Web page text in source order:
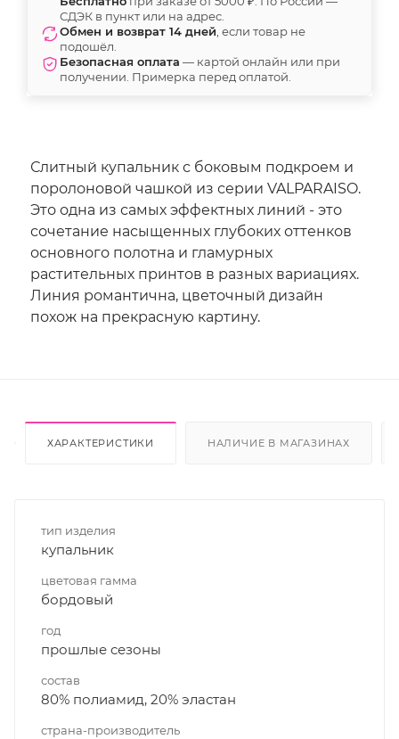
СДЭК в пункт или на адрес.
Обмен и возврат 14 дней , если товар не
подошёл.
Безопасная оплата — картой онлайн или при
получении. Примерка перед оплатой.
Слитный купальник с боковым подкроем и
поролоновой чашкой из серии VALPARAISO.
Это одна из самых эффектных линий - это
сочетание насыщенных глубоких оттенков
основного полотна и гламурных
растительных принтов в разных вариациях.
Линия романтична, цветочный дизайн
похож на прекрасную картину.
ХАРАКТЕРИСТИКИ НАЛИЧИЕ В МАГАЗИНАХ
тип изделия
купальник
цветовая гамма
бордовый
год
прошлые сезоны
состав
80% полиамид, 20% эластан
страна-производитель